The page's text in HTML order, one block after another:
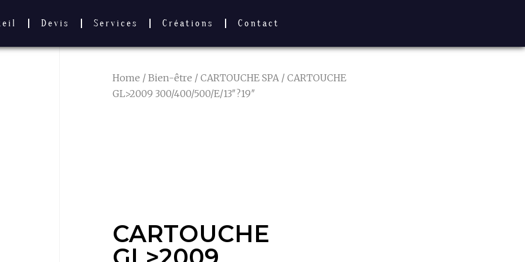
Devis Services Créations Contact
Home / Bien-être / CARTOUCHE SPA/ CARTOUCHE
GL>2009 300/400/500/E/13″?19″
CARTOUCHE